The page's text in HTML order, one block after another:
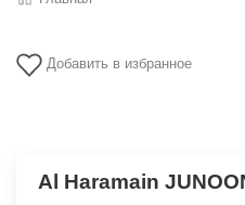
Добавить в избранное
Al Haramain